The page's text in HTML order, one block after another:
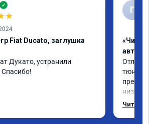
✓
★
Fiat Ducato, заглушка
Дукато, устранили
Спасибо!
Г
«Чип
низов,
Расход
Читать